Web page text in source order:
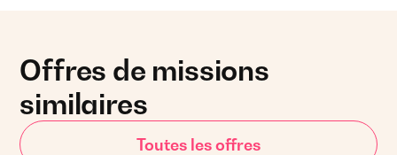
Offres de missions
similaires
Toutes les offres